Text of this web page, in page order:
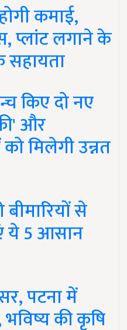
कमाई,
प्लांट लगाने के
सहायता
किए दो नए
और
मिलेगी उन्नत
से
ये 5 आसान
पटना में
की कृषि